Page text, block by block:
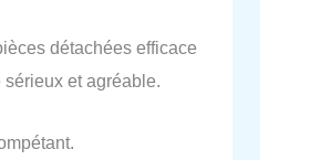
détachées efficace
et agréable.